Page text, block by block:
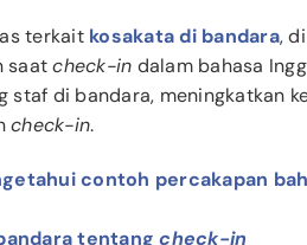
terkait kosakata di bandara,
saatcheck-in dalam bahasa
di bandara, meningkatkan
check-in.
contoh percakapan
tentangcheck-in